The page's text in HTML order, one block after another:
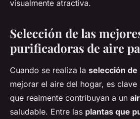
visualmente atractiva.
Selección de las
purificadoras de aire
Cuando se realiza la selección de
mejorar el aire del hogar, es
que realmente contribuyan a un
saludable. Entre las plantas que